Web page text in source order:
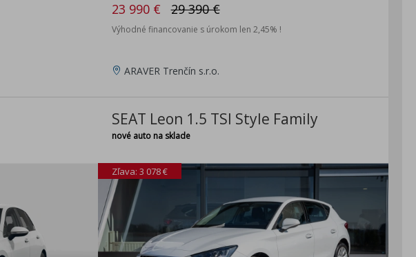
23 990 € 29 390 €
Výhodné financovanie s úrokom len 2,45% !
ARAVER Trenčín s.r.o.
SEAT Leon 1.5 TSI Style Family
nové auto na sklade
Zľava: 3 078 €